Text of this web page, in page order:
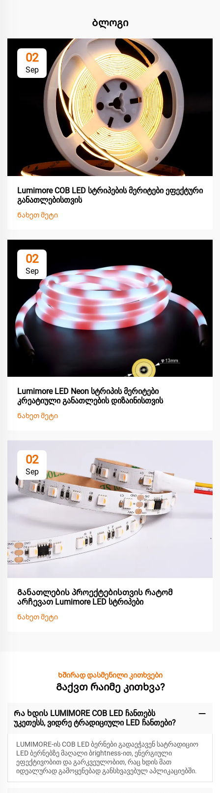
Ბლოგი
02
Sep
Lumimore COB LED სტრიპების მერიტები ეფექტური
განათლებისთვის
Ნახეთ მეტი
02
Sep
Lumimore LED Neon სტრიპის მერიტები
კრეატიული განათლების დიზაინისთვის
Ნახეთ მეტი
02
Sep
Განათლების პროექტებისთვის რატომ
არჩევათ Lumimore LED სტრიპები
Ნახეთ მეტი
Ხშირად დასმენილი კითხვები
Გაქვთ რაიმე კითხვა?
Რა ხდის LUMIMORE COB LED ჩანთებს
უკეთესს, ვიდრე ტრადიციული LED ჩანთები?
LUMIMORE-ის COB LED ბერნები გადაეჭავენ სატრადიციო
LED ბერნებზე მაღალი ბrightness-ით, ენერგიული
ეფექტივობით და გარკვეულობით, რაც ხდის მათ
იდეალურად გამოყენებად განსხვავებულ აპლიკაციებში.